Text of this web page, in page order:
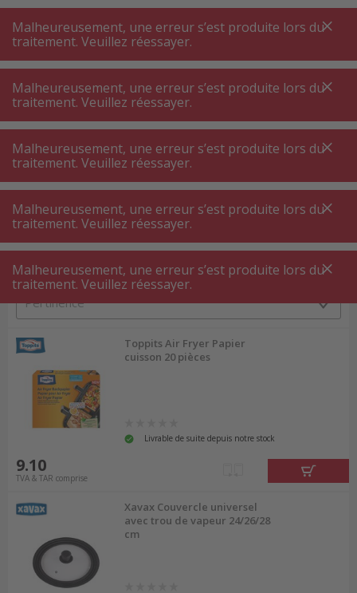
A +++
A+++
A +++
A+++
MyPost
MyPost
MENU RECHERCHE
Appareils de cuisson Accessoires appareils de cuisson
Accessoires appareils de cuisson
Filtres de produits
27 P.
Trier par
Toppits Air Fryer Papier
cuisson 20 pièces
Livrable de suite depuis notre stock
9.10
TVA & TAR comprise
Xavax Couvercle universel
avec trou de vapeur 24/26/28
cm
Malheureusement, une erreur s’est produite lors du
traitement. Veuillez réessayer.
Malheureusement, une erreur s’est produite lors du
traitement. Veuillez réessayer.
Malheureusement, une erreur s’est produite lors du
traitement. Veuillez réessayer.
Malheureusement, une erreur s’est produite lors du
traitement. Veuillez réessayer.
Malheureusement, une erreur s’est produite lors du
traitement. Veuillez réessayer.